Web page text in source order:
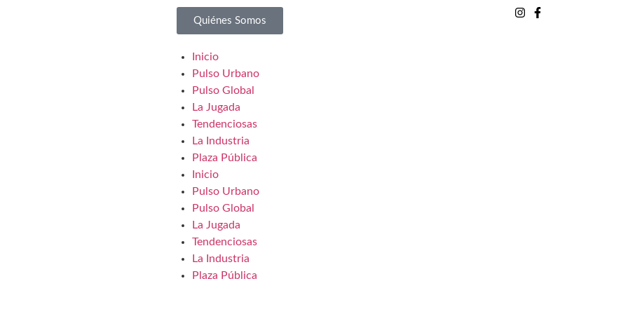
Quiénes Somos
Inicio
Pulso Urbano
Pulso Global
La Jugada
Tendenciosas
La Industria
Plaza Pública
Inicio
Pulso Urbano
Pulso Global
La Jugada
Tendenciosas
La Industria
Plaza Pública